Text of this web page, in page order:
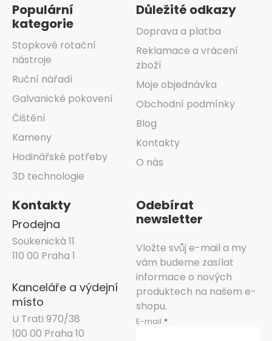
Populární
kategorie
Stopkové rotační
nástroje
Ruční nářadí
Galvanické pokovení
Čištění
Kameny
Hodinářské potřeby
3D technologie
Důležité odkazy
Doprava a platba
Reklamace a vrácení
zboží
Moje objednávka
Obchodní podmínky
Blog
Kontakty
O nás
Kontakty
Prodejna
Soukenická 11
110 00 Praha 1
Kanceláře a výdejní
místo
U Trati 970/38
100 00 Praha 10
Odebírat
newsletter
Vložte svůj e-mail a my
vám budeme zasílat
informace o nových
produktech na našem e-
shopu.
E-mail